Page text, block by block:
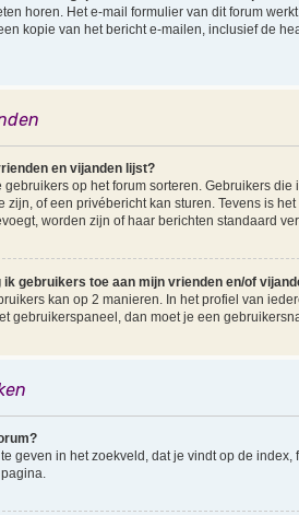
horen. Het e-mail formulier van dit forum
kopie van het bericht e-mailen, inclusief de
en vijanden lijst?
gebruikers op het forum sorteren. Gebruikers
zijn, of een privébericht kan sturen. Tevens is
worden zijn of haar berichten standaard
gebruikers toe aan mijn vrienden en/of
kan op 2 manieren. In het profiel van
gebruikerspaneel, dan moet je een
geven in het zoekveld, dat je vindt op de